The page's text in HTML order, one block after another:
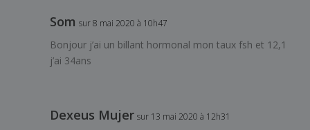
Som sur 8 mai 2020 à 10h47
Bonjour j’ai un billant hormonal mon taux fsh et 12,1
j’ai 34ans
Dexeus Mujer sur 13 mai 2020 à 12h31